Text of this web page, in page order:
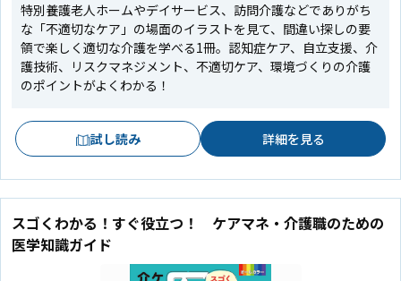
特別養護老人ホームやデイサービス、訪問介護などでありがち
な「不適切なケア」の場面のイラストを見て、間違い探しの要
領で楽しく適切な介護を学べる1冊。認知症ケア、自立支援、介
護技術、リスクマネジメント、不適切ケア、環境づくりの介護
のポイントがよくわかる！
試し読み 詳細を見る
スゴくわかる！すぐ役立つ！ ケアマネ・介護職のための
医学知識ガイド